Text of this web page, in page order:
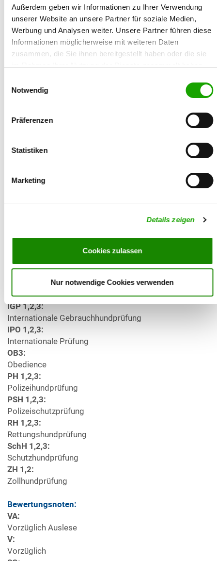
Außerdem geben wir Informationen zu Ihrer Verwendung
unserer Website an unsere Partner für soziale Medien,
Werbung und Analysen weiter. Unsere Partner führen diese
Informationen möglicherweise mit weiteren Daten
zusammen, die Sie ihnen bereitgestellt haben oder die sie
unsere Webseite weiterhin nutzen.
Notwendig
Präferenzen
Statistiken
Marketing
Details zeigen
Cookies zulassen
Nur notwendige Cookies verwenden
Blutlinie:
ZB-Nr.:
Zuchtbuchnummer des Hundes
ZB.:
Ausbildungskennzeichen
Prf.-Art:
Triebveranlagung, Selbstsicherheit u. Belastbarkeit
Ausbildungskennzeichen:
Agility
FH 1,2:
Herdengebrauchshund
Internationale Fährtenhundprüfung
IGP 1,2,3:
Internationale Gebrauchhundprüfung
IPO 1,2,3:
Internationale Prüfung
OB3:
Obedience
PH 1,2,3:
Polizeihundprüfung
PSH 1,2,3:
Polizeischutzprüfung
RH 1,2,3:
Rettungshundprüfung
SchH 1,2,3:
Schutzhundprüfung
ZH 1,2:
Zollhundprüfung
Bewertungsnoten:
VA:
Vorzüglich Auslese
V:
Vorzüglich